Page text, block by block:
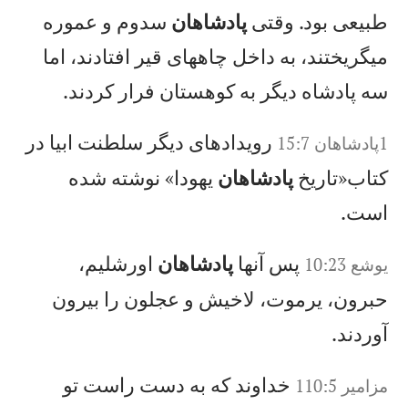
طبيعی بود. وقتیپادشاهان سدوم و عموره
میگريختند، به داخل چاههای قير افتادند، اما
سه پادشاه ديگر به كوهستان فرار كردند.
1پادشاهان 15:7
رويدادهای ديگر سلطنت ابيا در
كتاب«تاريخپادشاهان يهودا» نوشته شده
است.
يوشع‌ 10:23 پس آنهاپادشاهان اورشليم،
حبرون، يرموت، لاخيش و عجلون را بيرون
آوردند.
مزامير 110:5
خداوند كه به دست راست تو